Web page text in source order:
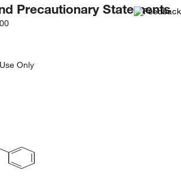
Precautionary Statements
Only